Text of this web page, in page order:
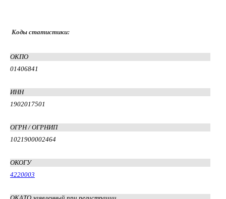
Коды статистики:
ОКПО
01406841
ИНН
1902017501
ОГРН / ОГРНИП
1021900002464
ОКОГУ
4220003
ОКАТО заявленный при регистрации